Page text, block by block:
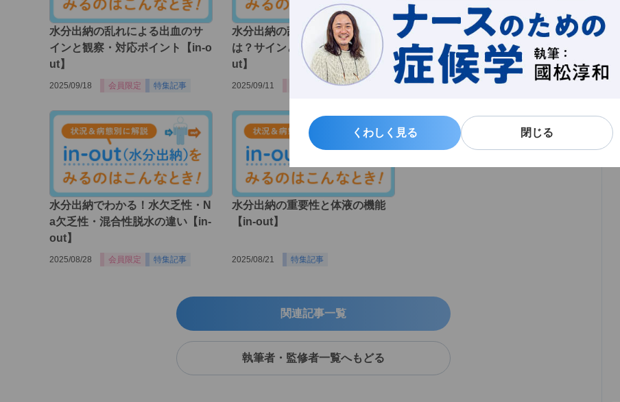
くわしく見る 閉じる
くわしく見る 閉じる
水分出納の乱れによる出血のサ
インと観察・対応ポイント【in-o
ut】
2025/09/18 会員限定 特集記事
水分出納の乱れで起こる溢水と
は？サインと観察ポイント【in-o
ut】
2025/09/11 特集記事
脱水の症状と輸液での正しい対
応方法【in-out】
2025/09/04 会員限定
水分出納でわかる！水欠乏性・N
a欠乏性・混合性脱水の違い【in-
out】
2025/08/28 会員限定 特集記事
水分出納の重要性と体液の機能
【in-out】
2025/08/21 特集記事
関連記事一覧
執筆者・監修者一覧へもどる